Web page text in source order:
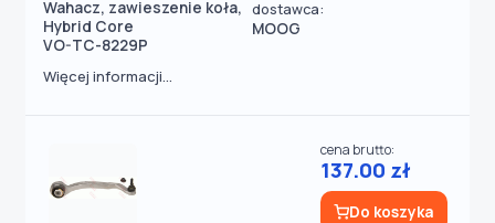
Wahacz, zawieszenie koła,
Hybrid Core
VO-TC-8229P
dostawca:
MOOG
Więcej informacji...
cena brutto:
137.00 zł
Do koszyka